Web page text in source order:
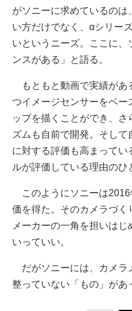
がソニーに求めているの
い方だけでなく、αシリー
いというニーズ。ここに、
ンスがある」と語る。
もともと動画で実績があ
つイメージセンサーをベー
ップを描くことができ、さ
ズムも自前で開発。そし
に対する評価も高まって
ルが評価している理由のひ
このようにソニーは2016
価を得た。そのカメラづく
メーカーの一角を担いは
いっていい。
だがソニーには、カメラ
整っていない「もの」があ